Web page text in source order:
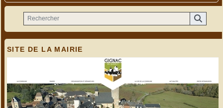
SITE DE LA MAIRIE
Jeannette
---